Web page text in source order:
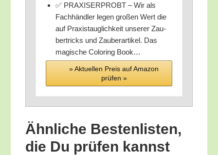
✅ PRAXISERPROBT – Wir als
Fach­händ­ler legen gro­ßen Wert die
auf Pra­xis­taug­lich­keit unse­rer Zau­
ber­tricks und Zau­ber­ar­ti­kel. Das
magi­sche Colo­ring Book…
» Aktu­el­len Preis auf Ama­zon
prü­fen »
Ähn­li­che Bes­ten­lis­ten,
die Du prü­fen kannst